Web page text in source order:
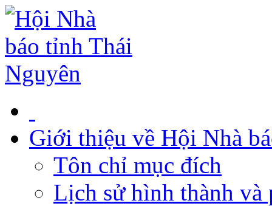
Giới thiệu về Hội Nhà
Tôn chỉ mục đích
Lịch sử hình thành và